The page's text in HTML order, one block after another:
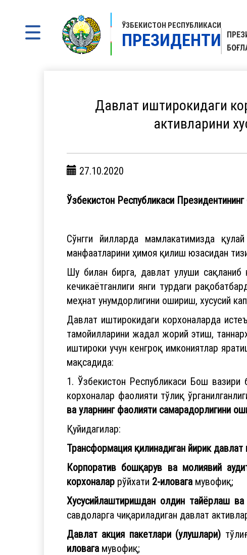
ЎЗБЕКИСТОН РЕСПУБЛИКАСИ
ПРЕЗИДЕНТИ
Давлат иштирокидаги
активларини
27.10.2020
Ўзбекистон Республикаси
Сўнгги йилларда мамлакатимизда
манфаатларини ҳимоя қилиш юзасидан
Шу билан бирга, давлат улуши сақланиб
кечикаётганлиги янги турдаги
меҳнат унумдорлигини ошириш, хусусий
Давлат иштирокидаги корхоналарда
тамойилларини жадал жорий этиш,
иштироки учун кенгроқ имкониятлар
мақсадида:
1. Ўзбекистон Республикаси Бош вазири
корхоналар фаолияти тўлиқ
ва уларнинг фаолияти самарадорлигини
Қуйидагилар:
Трансформация қилинадиган йирик
Корпоратив бошқарув ва молиявий
корхоналар рўйхати 2-иловагамувофиқ;
Хусусийлаштиришдан олдин тайёрлаш
савдоларга чиқариладиган давлат
Давлат акция пакетлари (улушлари)
иловагамувофиқ;